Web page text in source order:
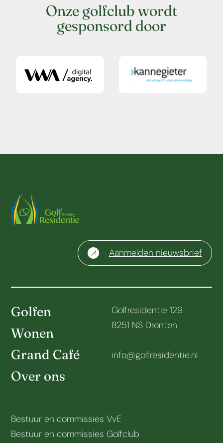
Onze golfclub wordt
gesponsord door
Aanmelden nieuwsbrief
Golfen
Wonen
Grand Café
Over ons
Golfresidentie 129
8251 NS Dronten
info@golfresidentie.nl
Bestuur en commissies VvE
Bestuur en commissies Golfclub